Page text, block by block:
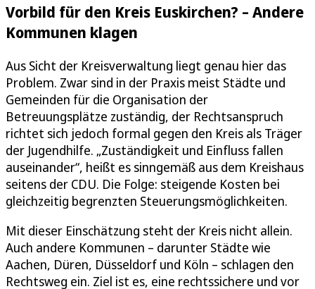
Vorbild für den Kreis Euskirchen? – Andere
Kommunen klagen
Aus Sicht der Kreisverwaltung liegt genau hier das
Problem. Zwar sind in der Praxis meist Städte und
Gemeinden für die Organisation der
Betreuungsplätze zuständig, der Rechtsanspruch
richtet sich jedoch formal gegen den Kreis als Träger
der Jugendhilfe. „Zuständigkeit und Einfluss fallen
auseinander“, heißt es sinngemäß aus dem Kreishaus
seitens der CDU. Die Folge: steigende Kosten bei
gleichzeitig begrenzten Steuerungsmöglichkeiten.
Mit dieser Einschätzung steht der Kreis nicht allein.
Auch andere Kommunen – darunter Städte wie
Aachen, Düren, Düsseldorf und Köln – schlagen den
Rechtsweg ein. Ziel ist es, eine rechtssichere und vor